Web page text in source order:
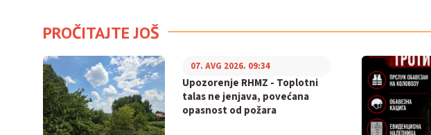
PROČITAJTE JOŠ
Upozorenje RHMZ - Toplotni
talas ne jenjava, povećana
opasnost od požara
07. AVG 2026. 09:34